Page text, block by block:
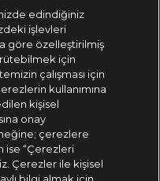
edindiğiniz
işlevleri
göre özelleştirilmiş
için
çalışması için
kullanımına
kişisel
onay
çerezlere
ise “Çerezleri
Çerezler ile kişisel